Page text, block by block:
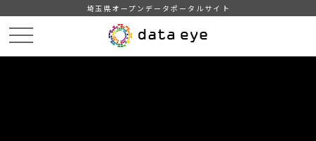
埼玉県オープンデータポータルサイト